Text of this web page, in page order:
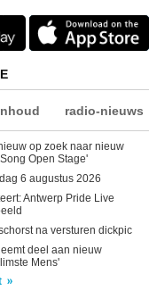
radio-nieuws
op zoek naar nieuw
Open Stage'
6 augustus 2026
Antwerp Pride Live
na versturen dickpic
deel aan nieuw
Mens'